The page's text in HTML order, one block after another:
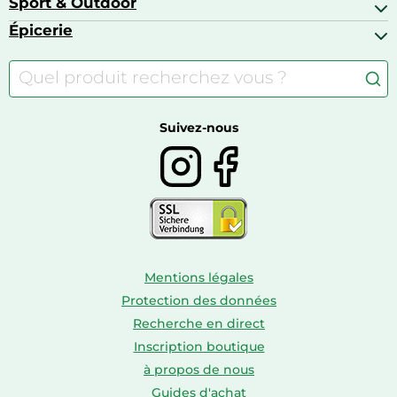
Baskets
Appareils photo numériques
Appareils photo numériques compacts
Chaises hautes
Jouets
Meubles à langer
Appareils de fitness
Camping
Caravaning
Épicerie
Autour du café
Autour du thé
Autour du vin
Suivez-nous
Mentions légales
Protection des données
Recherche en direct
Inscription boutique
à propos de nous
Guides d'achat